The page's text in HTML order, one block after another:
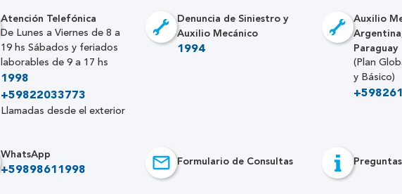
Atención Telefónica
De Lunes a Viernes de 8 a
19 hs Sábados y feriados
laborables de 9 a 17 hs
1998
+59822033773
Llamadas desde el exterior
Denuncia de Siniestro y
Auxilio Mecánico
1994
Auxilio
Paraguay
(Plan
y Básico)
WhatsApp
+59898611998
Formulario de Consultas